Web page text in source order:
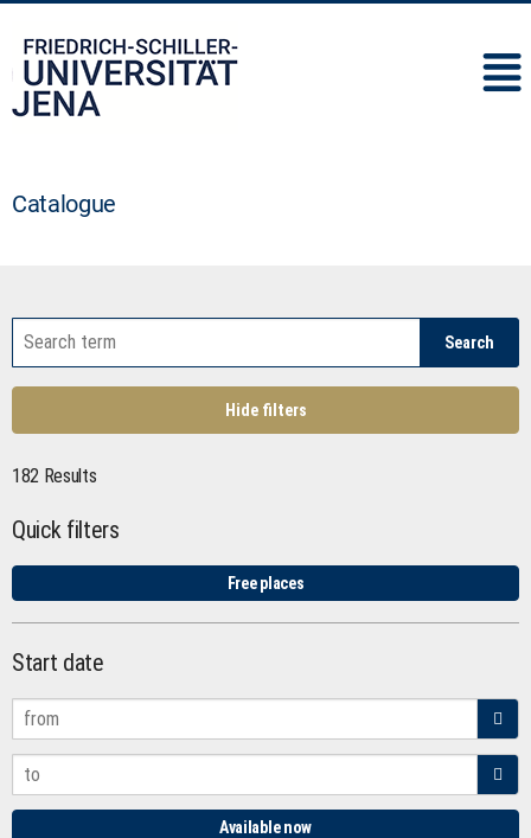
Catalogue
Search
Hide filters
182 Results
Quick filters
Free places
Start date
Available now